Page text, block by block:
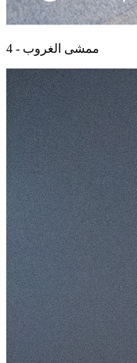
ممشى الغروب - 4